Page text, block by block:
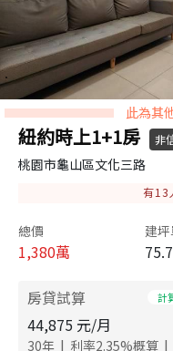
此為其
紐約時上1+1房 非
桃園市龜山區文化三路
有13
總價
1,380萬
建
房貸試算 計
44,875 元/月
30年 | 利率2.35%概算 |